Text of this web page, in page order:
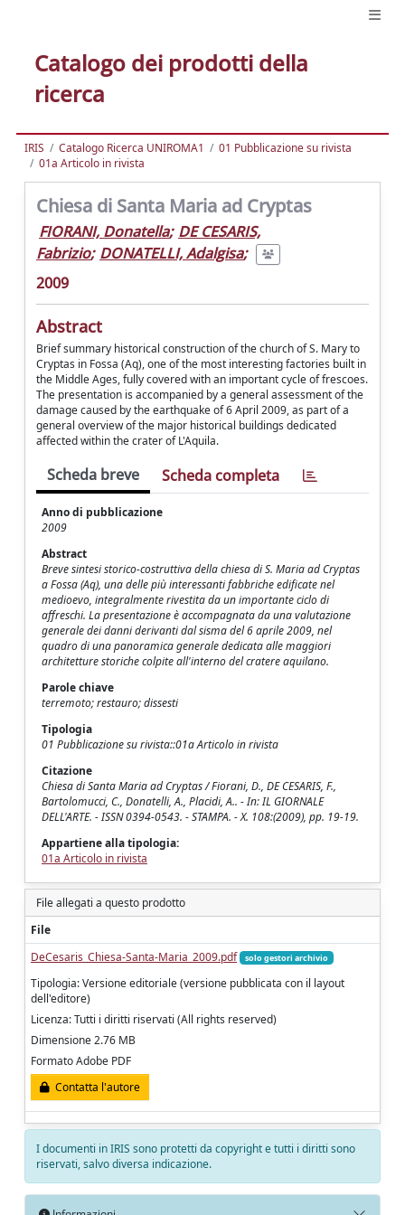
Catalogo dei prodotti della
ricerca
IRIS Catalogo Ricerca UNIROMA1
01 Pubblicazione su rivista
01a Articolo in rivista
Chiesa di Santa Maria ad Cryptas
FIORANI, Donatella; DE CESARIS,
Fabrizio; DONATELLI, Adalgisa;
2009
Abstract
Brief summary historical construction of the church of S. Mary to
Cryptas in Fossa (Aq), one of the most interesting factories built in
the Middle Ages, fully covered with an important cycle of frescoes.
The presentation is accompanied by a general assessment of the
damage caused by the earthquake of 6 April 2009, as part of a
general overview of the major historical buildings dedicated
affected within the crater of L'Aquila.
Scheda breve Scheda completa
Anno di pubblicazione
2009
Abstract
Breve sintesi storico-costruttiva della chiesa di S. Maria ad Cryptas
a Fossa (Aq), una delle più interessanti fabbriche edificate nel
medioevo, integralmente rivestita da un importante ciclo di
affreschi. La presentazione è accompagnata da una valutazione
generale dei danni derivanti dal sisma del 6 aprile 2009, nel
quadro di una panoramica generale dedicata alle maggiori
architetture storiche colpite all'interno del cratere aquilano.
Parole chiave
terremoto; restauro; dissesti
Tipologia
01 Pubblicazione su rivista::01a Articolo in rivista
Citazione
Chiesa di Santa Maria ad Cryptas / Fiorani, D., DE CESARIS, F.,
Bartolomucci, C., Donatelli, A., Placidi, A.. - In: IL GIORNALE
DELL'ARTE. - ISSN 0394-0543. - STAMPA. - X. 108:(2009), pp. 19-19.
Appartiene alla tipologia:
01a Articolo in rivista
File allegati a questo prodotto
File
DeCesaris_Chiesa-Santa-Maria_2009.pdf
solo gestori archivio
Tipologia: Versione editoriale (versione pubblicata con il layout
dell'editore)
Licenza: Tutti i diritti riservati (All rights reserved)
Dimensione 2.76 MB
Formato Adobe PDF
Contatta l'autore
I documenti in IRIS sono protetti da copyright e tutti i diritti sono
riservati, salvo diversa indicazione.